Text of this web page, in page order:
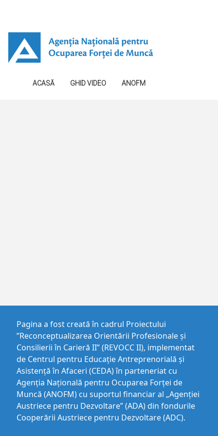
ACASĂ GHID VIDEO ANOFM
Pagina a fost creată în cadrul Proiectului
”Reconceptualizarea Orientării Profesionale și
Consilierii în Carieră II” (REVOCC II), implementat
de Centrul pentru Educaţie Antreprenorială şi
Asistenţă în Afaceri (CEDA) în parteneriat cu
Agenția Națională pentru Ocuparea Forței de
Muncă (ANOFM) cu suportul financiar al „Agenției
Austriece pentru Dezvoltare” (ADA) din fondurile
Cooperării Austriece pentru Dezvoltare (ADC).